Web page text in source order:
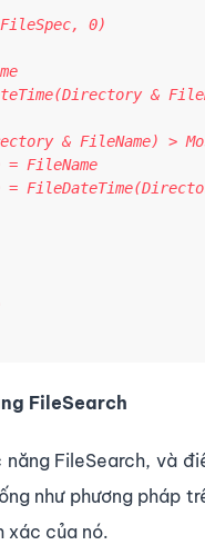
0)
&
& FileName) >
= FileName
FileSearch
năng FileSearch, và
như phương pháp
xác của nó.